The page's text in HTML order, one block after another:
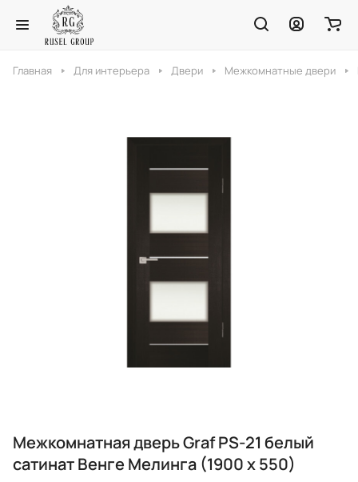
Главная Для интерьера Двери Межкомнатные двери
Межкомнатная дверь Graf PS-21 белый
сатинат Венге Мелинга (1900 х 550)